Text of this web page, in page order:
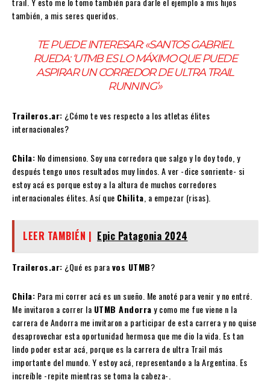
también, a mis seres queridos.
TE PUEDE INTERESAR:«SANTOS GABRIEL
RUEDA: ‘UTMB ES LO MÁXIMO QUE PUEDE
ASPIRAR UN CORREDOR DE ULTRA TRAIL
RUNNING’»
Traileros.ar: ¿Cómo te ves respecto a los atletas élites
internacionales?
Chila: No dimensiono. Soy una corredora que salgo y lo doy todo, y
después tengo unos resultados muy lindos. A ver -dice sonriente- si
estoy acá es porque estoy a la altura de muchos corredores
internacionales élites. Así que Chilita , a empezar (risas).
LEER TAMBIÉN | Epic Patagonia 2024
Traileros.ar: ¿Qué es paravos UTMB?
Chila: Para mi correr acá es un sueño. Me anoté para venir y no entré.
Me invitaron a correr la UTMB Andorray como me fue viene n la
carrera de Andorra me invitaron a participar de esta carrera y no quise
desaprovechar esta oportunidad hermosa que me dio la vida. Es tan
lindo poder estar acá, porque es la carrera de ultra Trail más
importante del mundo. Y estoy acá, representando a la Argentina. Es
increíble -repite mientras se toma la cabeza-.